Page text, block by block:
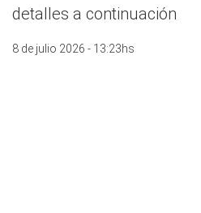
detalles a continuación
8 de julio 2026 - 13:23hs